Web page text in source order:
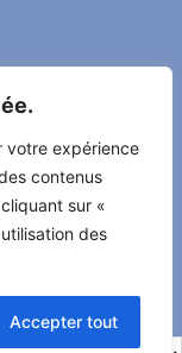
votre expérience
contenus
sur «
des
Accepter tout